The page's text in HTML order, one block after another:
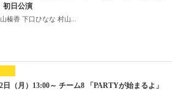
初日公演
榛香 下口ひなな 村山...
日（月）13:00～ チーム8 「PARTYが始まるよ」